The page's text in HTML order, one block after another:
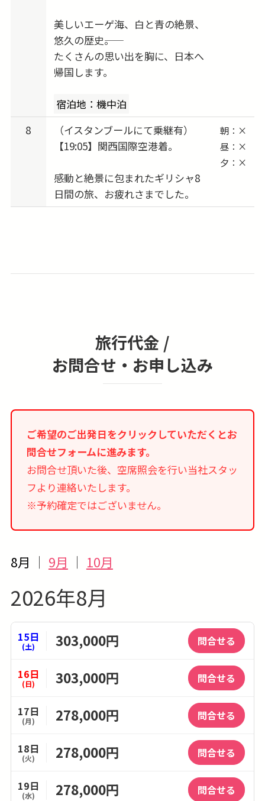
美しいエーゲ海、白と青の絶景、
悠久の歴史――。
たくさんの思い出を胸に、日本へ
帰国します。
宿泊地：機中泊
8
（イスタンブールにて乗継有）
【19:05】関西国際空港着。
感動と絶景に包まれたギリシャ8
日間の旅、お疲れさまでした。
朝：×
昼：×
夕：×
旅行代金 /
お問合せ・お申し込み
ご希望のご出発日をクリックしていただくとお
問合せフォームに進みます。
お問合せ頂いた後、空席照会を行い当社スタッ
フより連絡いたします。
※予約確定ではございません。
8月 ｜ 9月 ｜ 10月
2026年8月
15日
(土) 303,000円 問合せる
16日
(日) 303,000円 問合せる
17日
(月) 278,000円 問合せる
18日
(火) 278,000円 問合せる
19日
(水) 278,000円 問合せる